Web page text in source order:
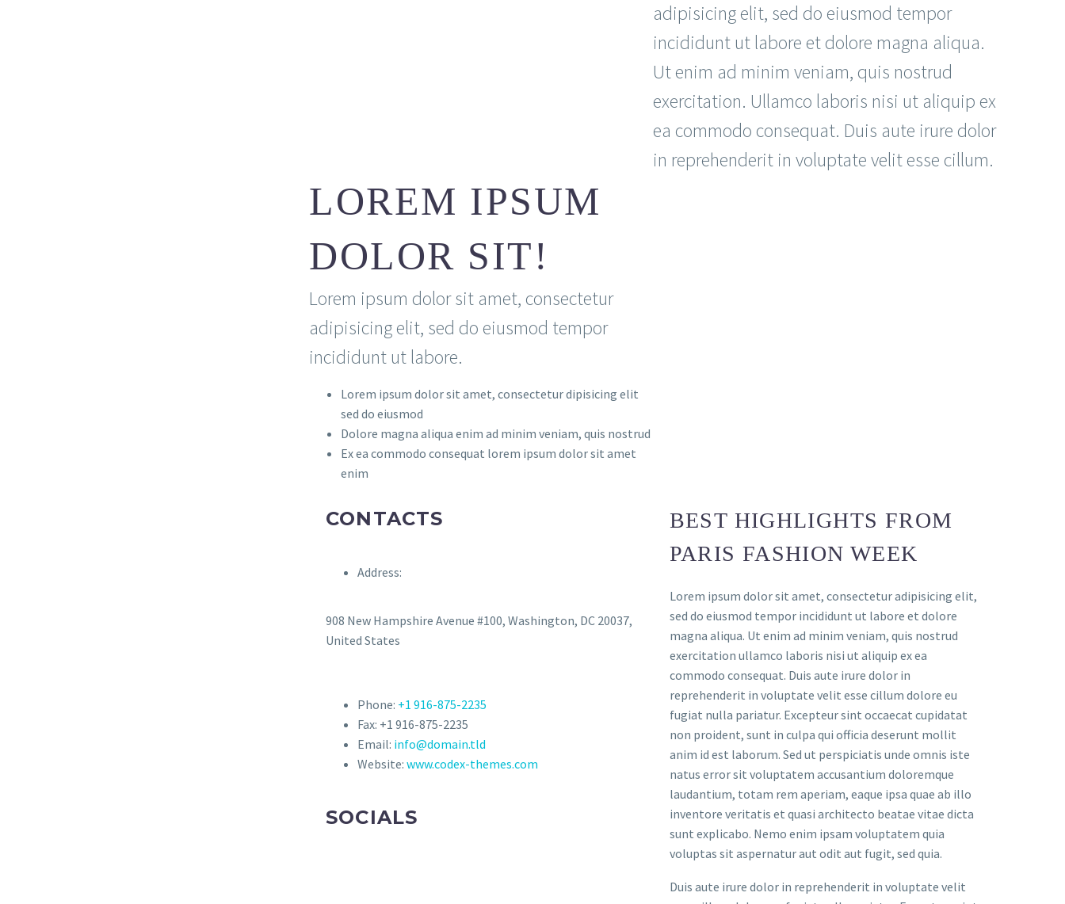
adipisicing elit, sed do eiusmod tempor
incididunt ut labore et dolore magna aliqua.
Ut enim ad minim veniam, quis nostrud
exercitation. Ullamco laboris nisi ut aliquip ex
ea commodo consequat. Duis aute irure dolor
in reprehenderit in voluptate velit esse cillum.
LOREM IPSUM
DOLOR SIT!
Lorem ipsum dolor sit amet, consectetur
adipisicing elit, sed do eiusmod tempor
incididunt ut labore.
Lorem ipsum dolor sit amet, consectetur dipisicing elit
sed do eiusmod
Dolore magna aliqua enim ad minim veniam, quis nostrud
Ex ea commodo consequat lorem ipsum dolor sit amet
enim
CONTACTS
Address:
908 New Hampshire Avenue #100, Washington, DC 20037,
United States
Phone: +1 916-875-2235
Fax: +1 916-875-2235
Email: info@domain.tld
Website: www.codex-themes.com
SOCIALS
BEST HIGHLIGHTS FROM
PARIS FASHION WEEK
Lorem ipsum dolor sit amet, consectetur adipisicing elit,
sed do eiusmod tempor incididunt ut labore et dolore
magna aliqua. Ut enim ad minim veniam, quis nostrud
exercitation ullamco laboris nisi ut aliquip ex ea
commodo consequat. Duis aute irure dolor in
reprehenderit in voluptate velit esse cillum dolore eu
fugiat nulla pariatur. Excepteur sint occaecat cupidatat
non proident, sunt in culpa qui officia deserunt mollit
anim id est laborum. Sed ut perspiciatis unde omnis iste
natus error sit voluptatem accusantium doloremque
laudantium, totam rem aperiam, eaque ipsa quae ab illo
inventore veritatis et quasi architecto beatae vitae dicta
sunt explicabo. Nemo enim ipsam voluptatem quia
voluptas sit aspernatur aut odit aut fugit, sed quia.
Duis aute irure dolor in reprehenderit in voluptate velit